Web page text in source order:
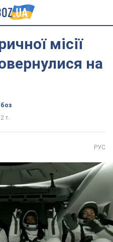
місії
на
т.
РУС